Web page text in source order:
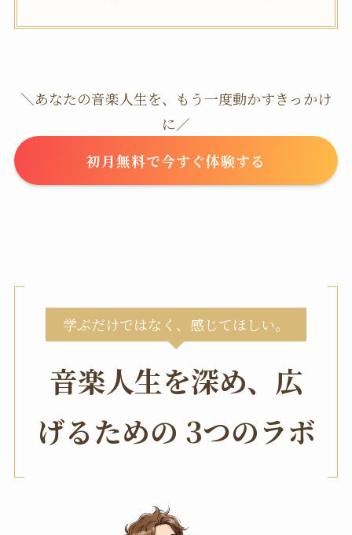
＼あなたの音楽人生を、もう一度動かすきっかけ
に／
初月無料で今すぐ体験する
学ぶだけではなく、感じてほしい。
音楽人生を深め、広
げるための 3つのラボ